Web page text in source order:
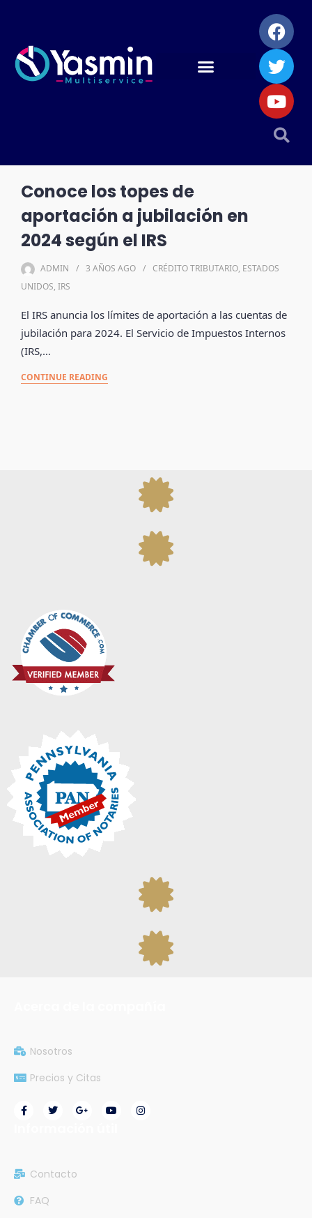
Conoce los topes de
aportación a jubilación en
2024 según el IRS
ADMIN 3 AÑOS AGO CRÉDITO TRIBUTARIO, ESTADOS
UNIDOS, IRS
El IRS anuncia los límites de aportación a las cuentas de
jubilación para 2024. El Servicio de Impuestos Internos
(IRS,…
CONTINUE READING
Nosotros
Precios y Citas
Contacto
FAQ